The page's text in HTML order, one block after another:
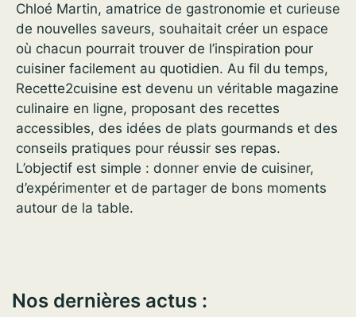
Chloé Martin, amatrice de gastronomie et curieuse
de nouvelles saveurs, souhaitait créer un espace
où chacun pourrait trouver de l’inspiration pour
cuisiner facilement au quotidien. Au fil du temps,
Recette2cuisine est devenu un véritable magazine
culinaire en ligne, proposant des recettes
accessibles, des idées de plats gourmands et des
conseils pratiques pour réussir ses repas.
L’objectif est simple : donner envie de cuisiner,
d’expérimenter et de partager de bons moments
autour de la table.
Nos dernières actus :